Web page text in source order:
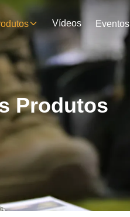
Vídeos Eventos
Produtos